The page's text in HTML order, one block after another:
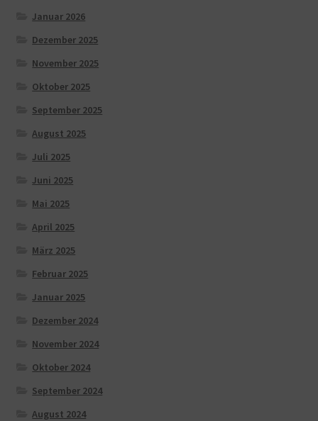
Januar 2026
Dezember 2025
November 2025
Oktober 2025
September 2025
August 2025
Juli 2025
Juni 2025
Mai 2025
April 2025
März 2025
Februar 2025
Januar 2025
Dezember 2024
November 2024
Oktober 2024
September 2024
August 2024